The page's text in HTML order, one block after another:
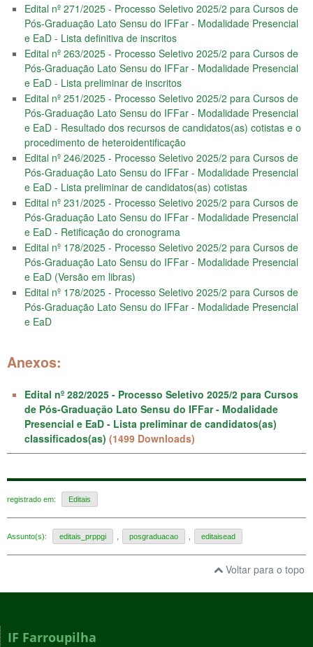
Edital nº 271/2025 - Processo Seletivo 2025/2 para Cursos de
Pós-Graduação Lato Sensu do IFFar - Modalidade Presencial
e EaD - Lista definitiva de inscritos
Edital nº 263/2025 - Processo Seletivo 2025/2 para Cursos de
Pós-Graduação Lato Sensu do IFFar - Modalidade Presencial
e EaD - Lista preliminar de inscritos
Edital nº 251/2025 - Processo Seletivo 2025/2 para Cursos de
Pós-Graduação Lato Sensu do IFFar - Modalidade Presencial
e EaD - Resultado dos recursos de candidatos(as) cotistas e o
procedimento de heteroidentificação
Edital nº 246/2025 - Processo Seletivo 2025/2 para Cursos de
Pós-Graduação Lato Sensu do IFFar - Modalidade Presencial
e EaD - Lista preliminar de candidatos(as) cotistas
Edital nº 231/2025 - Processo Seletivo 2025/2 para Cursos de
Pós-Graduação Lato Sensu do IFFar - Modalidade Presencial
e EaD - Retificação do cronograma
Edital nº 178/2025 - Processo Seletivo 2025/2 para Cursos de
Pós-Graduação Lato Sensu do IFFar - Modalidade Presencial
e EaD (Versão em libras)
Edital nº 178/2025 - Processo Seletivo 2025/2 para Cursos de
Pós-Graduação Lato Sensu do IFFar - Modalidade Presencial
e EaD
Anexos:
Edital nº 282/2025 - Processo Seletivo 2025/2 para Cursos
de Pós-Graduação Lato Sensu do IFFar - Modalidade
Presencial e EaD - Lista preliminar de candidatos(as)
classificados(as) (1499 Downloads)
registrado em: Editais
Assunto(s): editais_prppgi posgraduacao editaisead
Voltar para o topo
IF Farroupilha